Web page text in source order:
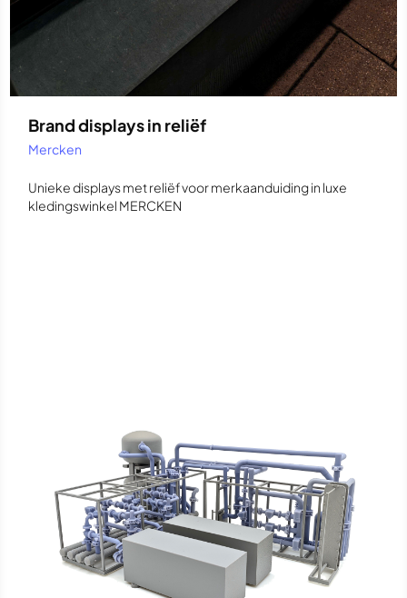
Brand displays in reliëf
Mercken
Unieke displays met reliëf voor merkaanduiding in luxe
kledingswinkel MERCKEN